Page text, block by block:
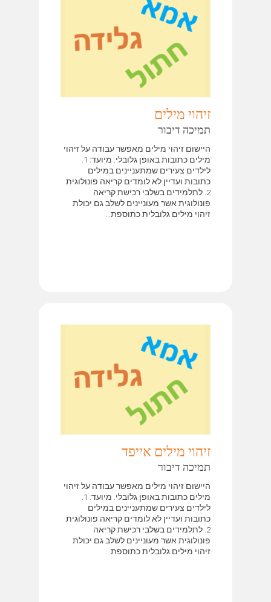
זיהוי מילים
תמיכה דיבור
היישום זיהוי מילים מאפשר עבודה על זיהוי
לילדים צעירים שמתעניינים במילים
כתובות ועדיין לא לומדים קריאה פונולוגית.
2. לתלמידים בשלבי רכישת קריאה
פונולוגית אשר מעוניינים לשלב גם יכולת
זיהוי מילים גלובלית כתוספת...
זיהוי מילים אייפד
תמיכה דיבור
היישום זיהוי מילים מאפשר עבודה על זיהוי
לילדים צעירים שמתעניינים במילים
כתובות ועדיין לא לומדים קריאה פונולוגית.
2. לתלמידים בשלבי רכישת קריאה
פונולוגית אשר מעוניינים לשלב גם יכולת
זיהוי מילים גלובלית כתוספת...